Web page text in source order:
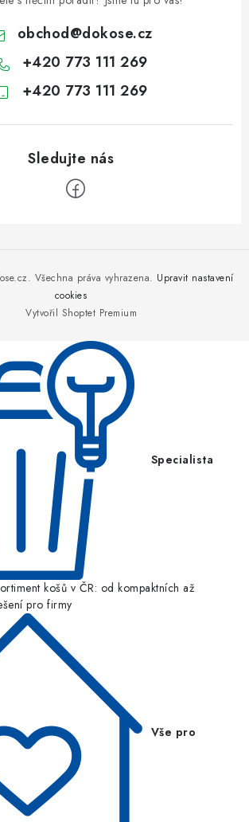
obchod@dokose.cz
+420 773 111 269
+420 773 111 269
Vytvořil Shoptet Premium
. Všechna práva vyhrazena. Upravit nastavení
cookies
Specialista
košů v ČR: od kompaktních až
pro firmy
Vše pro